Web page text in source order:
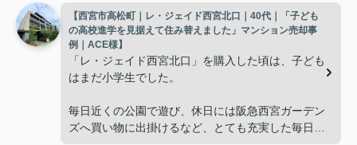
インフィニティエステートさんへ相談すると、「パ
ークナード西宮北口」の査定だけでなく、住み替え
先とのスケジュールや資金計画まで丁寧にサポート
してくださいました。
販売活動では、西宮北口駅へのアクセス、阪急西宮
ガーデンズ、医療機関や買い物施設など、将来も安
子どもたちはそれぞれ別の仕事に就いており、
「将来、このビルの管理を任せるのは難しいかもし
れない。」
と家族で話し合うようになりました。
インフィニティエステートさんへ相談すると、収益
【西宮市高松町｜レ・ジェイド西宮北口｜40代｜「子ども
の高校進学を見据えて住み替えました」マンション売却事
例｜ACE様】
「レ・ジェイド西宮北口」を購入した頃は、子ども
はまだ小学生でした。
毎日近くの公園で遊び、休日には阪急西宮ガーデン
ズへ買い物に出掛けるなど、とても充実した毎日を